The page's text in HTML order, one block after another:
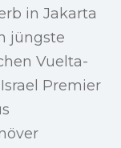
in Jakarta
jüngste
Vuelta-
Premier